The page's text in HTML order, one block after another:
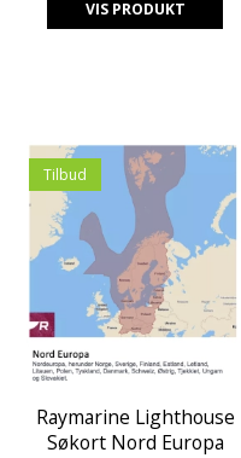
VIS PRODUKT
Tilbud
Raymarine Lighthouse
Søkort Nord Europa